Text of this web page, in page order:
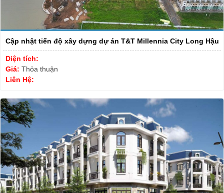
Cập nhật tiến độ xây dựng dự án T&T Millennia City Long Hậu
Diện tích:
Giá: Thỏa thuận
Liên Hệ: